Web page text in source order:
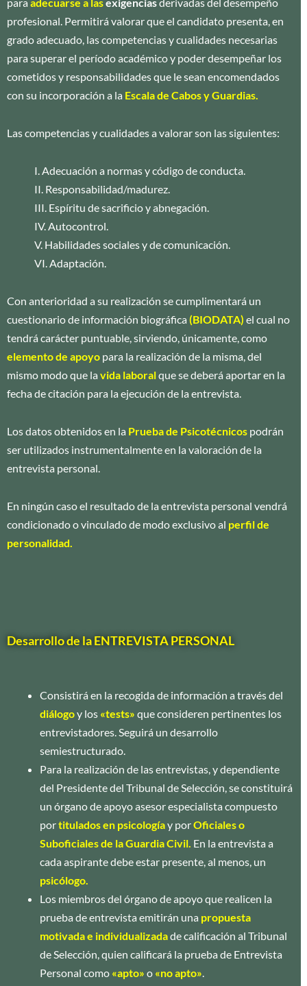
profesional. Permitirá valorar que el candidato presenta, en
grado adecuado, las competencias y cualidades necesarias
para superar el período académico y poder desempeñar los
cometidos y responsabilidades que le sean encomendados
con su incorporación a la Escala de Cabos y Guardias.
Las competencias y cualidades a valorar son las siguientes:
I. Adecuación a normas y código de conducta.
II. Responsabilidad/madurez.
III. Espíritu de sacrificio y abnegación.
IV. Autocontrol.
V. Habilidades sociales y de comunicación.
VI. Adaptación.
Con anterioridad a su realización se cumplimentará un
cuestionario de información biográfica (BIODATA) el cual no
tendrá carácter puntuable, sirviendo, únicamente, como
elemento de apoyo para la realización de la misma, del
mismo modo que la vida laboralque se deberá aportar en la
fecha de citación para la ejecución de la entrevista.
Los datos obtenidos en la Prueba de Psicotécnicos podrán
ser utilizados instrumentalmente en la valoración de la
entrevista personal.
En ningún caso el resultado de la entrevista personal vendrá
condicionado o vinculado de modo exclusivo al perfil de
personalidad.
Desarrollo de la ENTREVISTA PERSONAL
Consistirá en la recogida de información a través del
diálogoy los «tests» que consideren pertinentes los
entrevistadores. Seguirá un desarrollo
semiestructurado.
Para la realización de las entrevistas, y dependiente
del Presidente del Tribunal de Selección, se constituirá
un órgano de apoyo asesor especialista compuesto
portitulados en psicologíay porOficiales o
Suboficiales de la Guardia Civil. En la entrevista a
cada aspirante debe estar presente, al menos, un
psicólogo.
Los miembros del órgano de apoyo que realicen la
prueba de entrevista emitirán una propuesta
motivada e individualizadade calificación al Tribunal
de Selección, quien calificará la prueba de Entrevista
Personal como «apto» o «no apto».